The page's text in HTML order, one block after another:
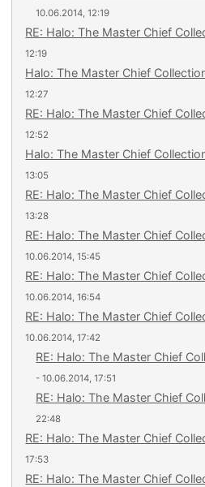
10.06.2014, 12:19
RE: Halo: The Master Chief
12:19
Halo: The Master Chief
12:27
RE: Halo: The Master Chief
12:52
Halo: The Master Chief
13:05
RE: Halo: The Master Chief
13:28
RE: Halo: The Master Chief
10.06.2014, 15:45
RE: Halo: The Master Chief
10.06.2014, 16:54
RE: Halo: The Master Chief
10.06.2014, 17:42
RE: Halo: The Master Chief
- 10.06.2014, 17:51
RE: Halo: The Master Chief
22:48
RE: Halo: The Master Chief
17:53
RE: Halo: The Master Chief